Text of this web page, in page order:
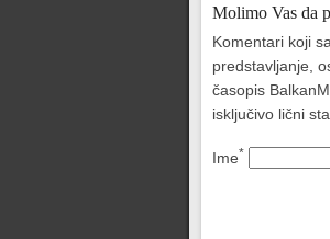
Molimo Vas da
Komentari koji
predstavljanje,
časopis
isključivo lični
Ime*